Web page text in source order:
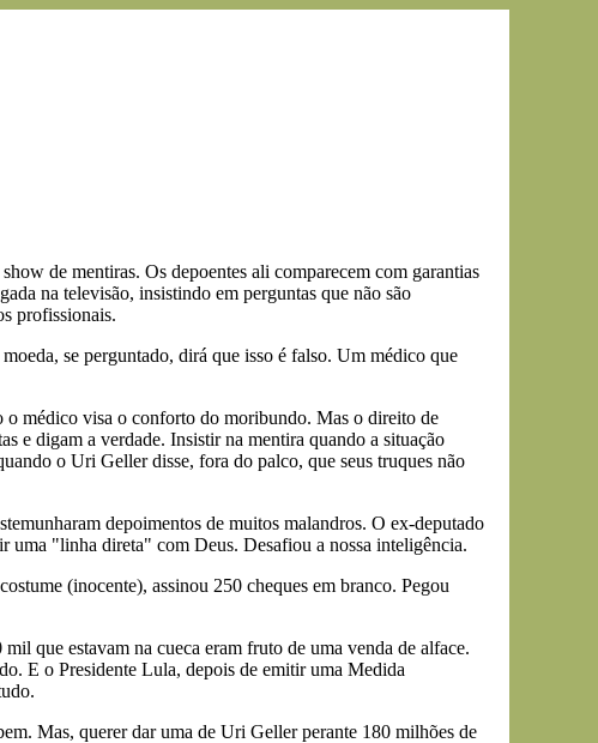
de mentiras. Os depoentes ali comparecem com garantias
na televisão, insistindo em perguntas que não são
profissionais.
se perguntado, dirá que isso é falso. Um médico que
o médico visa o conforto do moribundo. Mas o direito de
e digam a verdade. Insistir na mentira quando a situação
o Uri Geller disse, fora do palco, que seus truques não
depoimentos de muitos malandros. O ex-deputado
uma "linha direta" com Deus. Desafiou a nossa inteligência.
(inocente), assinou 250 cheques em branco. Pegou
que estavam na cueca eram fruto de uma venda de alface.
E o Presidente Lula, depois de emitir uma Medida
Mas, querer dar uma de Uri Geller perante 180 milhões de